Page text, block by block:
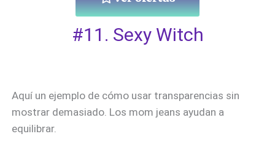
#11. Sexy Witch
Aquí un ejemplo de cómo usar transparencias sin
mostrar demasiado. Los mom jeans ayudan a
equilibrar.